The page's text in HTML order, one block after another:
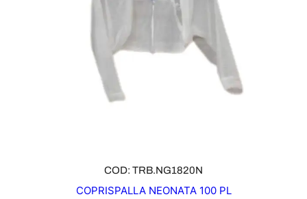
COD: TRB.NG1820N
COPRISPALLA NEONATA 100 PL